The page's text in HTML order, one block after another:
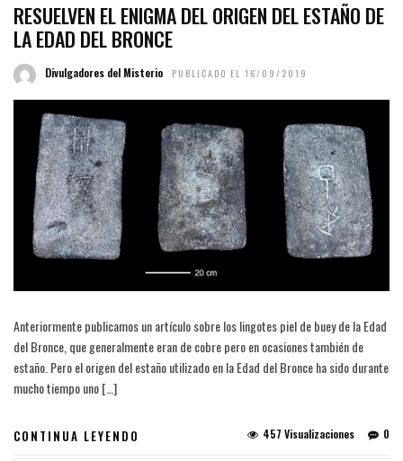
RESUELVEN EL ENIGMA DEL ORIGEN DEL ESTAÑO DE
LA EDAD DEL BRONCE
Divulgadores del Misterio PUBLICADO EL 16/09/2019
Anteriormente publicamos un artículo sobre los lingotes piel de buey de la Edad
del Bronce, que generalmente eran de cobre pero en ocasiones también de
estaño. Pero el origen del estaño utilizado en la Edad del Bronce ha sido durante
mucho tiempo uno […]
CONTINUA LEYENDO 0
457 Visualizaciones